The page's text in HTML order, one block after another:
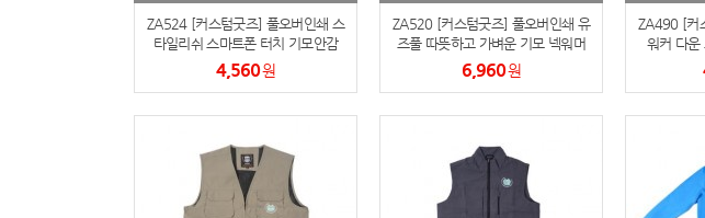
9 파우치
AP-100125
보조배터리
ZA524 [커스텀굿즈] 풀오버인쇄 스
타일리쉬 스마트폰 터치 기모안감
방한장갑 (박스제작가능)
4,560원
ZA520 [커스텀굿즈] 풀오버인쇄 유
즈풀 따뜻하고 가벼운 기모 넥워머
비니겸용 (박스제작가능)
6,960원
ZA490 [커
워커 다운